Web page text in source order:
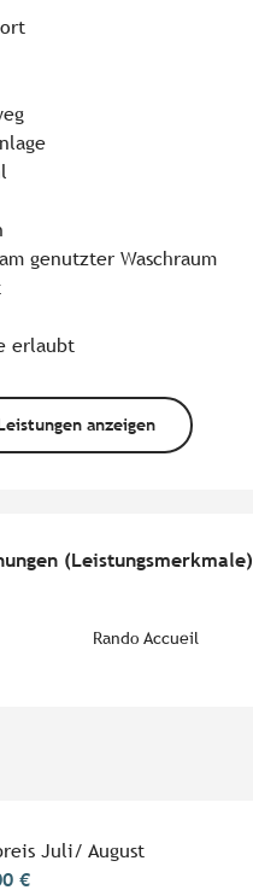
genutzter Waschraum
erlaubt
anzeigen
(Leistungsmerkmale)
(Leistungsmerkmale)
Rando Accueil
Juli/ August
€